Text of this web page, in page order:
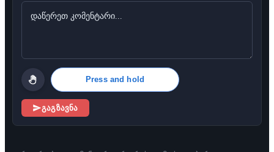
Press and hold
გაგზავნა